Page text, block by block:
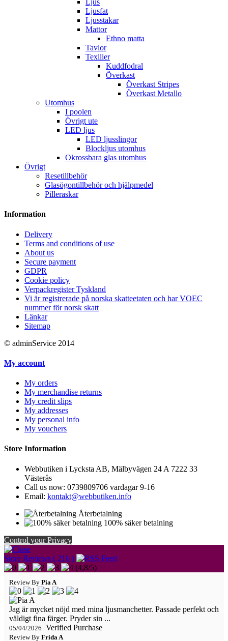
Ljus
Ljusfat
Ljusstakar
Mattor
Ethno matta
Tavlor
Texilier
Kuddfodral
Överkast
Överkast Stripes
Överkast Metallo
Utomhus
I poolen
Övrigt ute
LED ljus
LED ljusslingor
Blockljus utomhus
Okrossbara glas utomhus
Övrigt
Resetillbehör
Glasögontillbehör och hjälpmedel
Pilleraskar
Information
Delivery
Terms and conditions of use
About us
Secure payment
GDPR
Cookie policy
Verpackregister Tyskland
Vi är registrerade på norska skatteetaten och har VOEC
nummer för norsk skatt
Länkar
Sitemap
© adminService 2014
My account
My orders
My merchandise returns
My credit slips
My addresses
My personal info
My vouchers
Store Information
Webbutiken i Lycksta AB, Mälbyvägen 24 A 7222 33
Västerås
Call us now: 0739809706 vardagar 9-16
Email: kontakt@webbutiken.info
Återbetalning
100% säker betalning
Control your Privacy
Store Reviews ( 216 )
(4,8/5)
Review By Pia A
Jag är mycket nöjd med mina ljusmanchetter. Passade perfekt och
väldigt fina färger. Pryder sin ...
05/04/2026 Verified Purchase
Review By Frida A